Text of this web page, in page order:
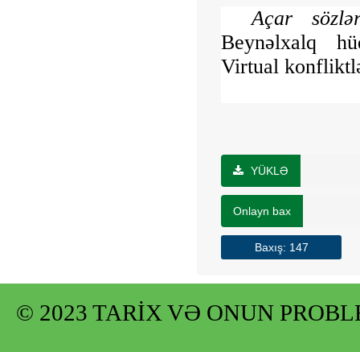
Açar
Beynəlxalq
Virtual
YÜKLƏ
Onlayn bax
Baxış: 147
© 2023 TARİX VƏ ONUN